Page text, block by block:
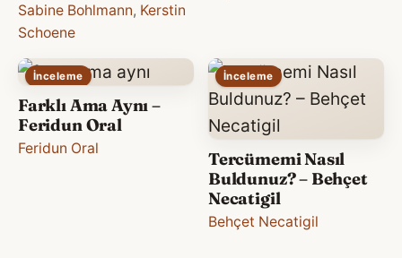
Sabine Bohlmann, Kerstin
Schoene
İnceleme
Farklı Ama Aynı –
Feridun Oral
Feridun Oral
İnceleme
Tercümemi Nasıl
Buldunuz? – Behçet
Necatigil
Behçet Necatigil